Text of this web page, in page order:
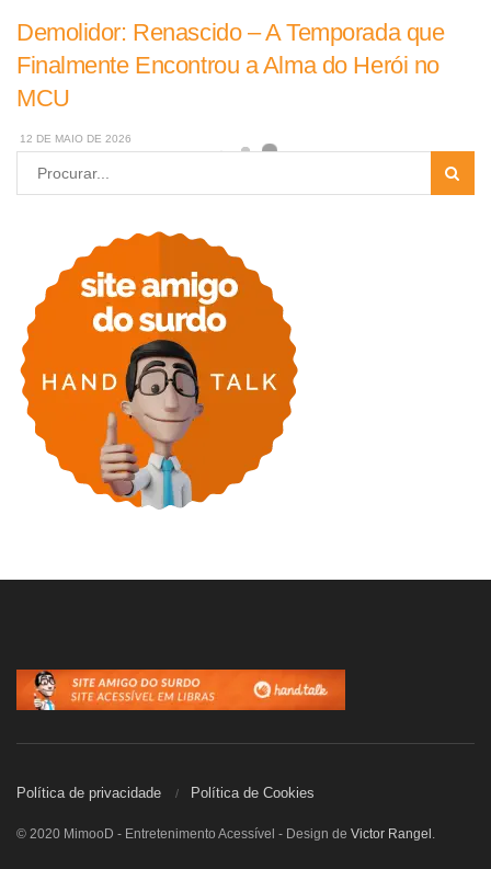
Demolidor: Renascido – A Temporada que
Finalmente Encontrou a Alma do Herói no
MCU
12 DE MAIO DE 2026
Política de privacidade Política de Cookies
© 2020 MimooD - Entretenimento Acessível - Design de Victor Rangel .